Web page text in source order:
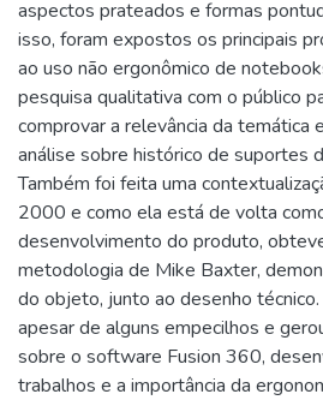
aspectos prateados e formas
isso, foram expostos os principais
ao uso não ergonômico de
pesquisa qualitativa com o público
comprovar a relevância da temática
análise sobre histórico de suportes
Também foi feita uma
2000 e como ela está de volta
desenvolvimento do produto,
metodologia de Mike Baxter,
do objeto, junto ao desenho
apesar de alguns empecilhos e
sobre o software Fusion 360,
trabalhos e a importância da